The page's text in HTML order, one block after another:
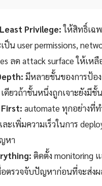
Privilege:ให้สิทธิ์เฉ
ป็น user permissions,
ลด attack surface ให้เห
มีหลายชั้นของการป้อ
ดียวถ้าชั้นหนึ่งถูกเจาะยังมีชั้
automate ทุกอย่างที่
ะเพิ่มความเร็วในการ
หา
ติดตั้ง monitoring
ตรวจจับปัญหาก่อนที่จะส่ง